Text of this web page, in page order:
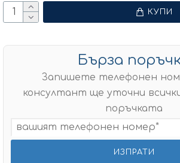
КУПИ
Бърза
Запишете телефонен
консултант ще уточни
поръчката